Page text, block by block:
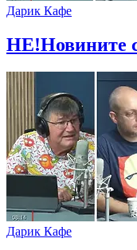
Дарик Кафе
НЕ!Новините
Дарик Кафе